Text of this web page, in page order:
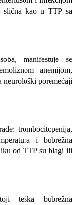
slična kao u TTP sa
manifestuje se
anemijom,
neurološki poremećaji
trombocitopenija,
i bubrežna
od TTP su blagi ili
teška bubrežna